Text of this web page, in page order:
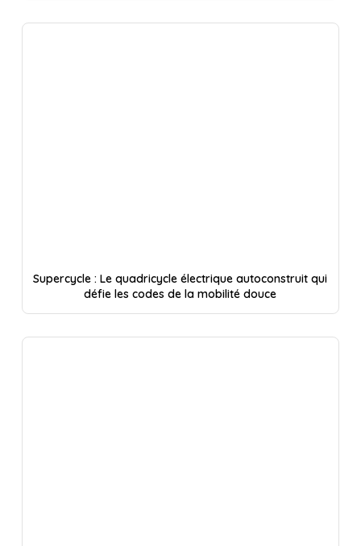
Supercycle : Le quadricycle électrique autoconstruit qui
défie les codes de la mobilité douce